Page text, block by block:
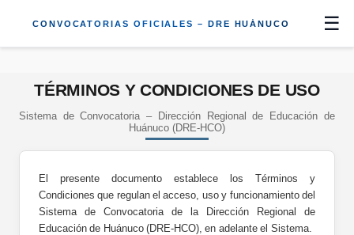
CONVOCATORIAS OFICIALES – DRE HUÁNUCO ☰
TÉRMINOS Y CONDICIONES DE USO
Sistema de Convocatoria – Dirección Regional de Educación de
Huánuco (DRE-HCO)
El presente documento establece los Términos y
Condiciones que regulan el acceso, uso y funcionamiento del
Sistema de Convocatoria de la Dirección Regional de
Educación de Huánuco (DRE-HCO), en adelante el Sistema.